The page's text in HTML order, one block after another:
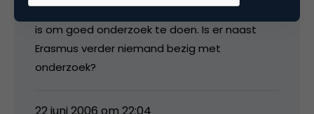
Nederland voldoende materiaal voor handen
is om goed onderzoek te doen. Is er naast
Erasmus verder niemand bezig met
onderzoek?
22 juni 2006 om 22:04